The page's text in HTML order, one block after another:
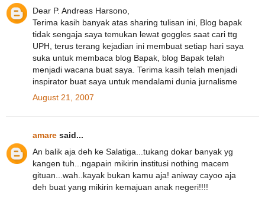
Dear P. Andreas Harsono,
Terima kasih banyak atas sharing tulisan ini, Blog bapak
tidak sengaja saya temukan lewat goggles saat cari ttg
UPH, terus terang kejadian ini membuat setiap hari saya
suka untuk membaca blog Bapak, blog Bapak telah
menjadi wacana buat saya. Terima kasih telah menjadi
inspirator buat saya untuk mendalami dunia jurnalisme
August 21, 2007
amare said...
An balik aja deh ke Salatiga...tukang dokar banyak yg
kangen tuh...ngapain mikirin institusi nothing macem
gituan...wah..kayak bukan kamu aja! aniway cayoo aja
deh buat yang mikirin kemajuan anak negeri!!!!